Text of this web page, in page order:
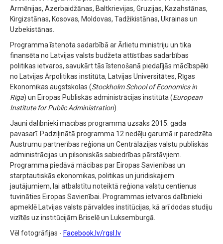
Armēnijas, Azerbaidžānas, Baltkrievijas, Gruzijas, Kazahstānas,
Kirgizstānas, Kosovas, Moldovas, Tadžikistānas, Ukrainas un
Uzbekistānas.
Programma īstenota sadarbībā ar Ārlietu ministriju un tika
finansēta no Latvijas valsts budžeta attīstības sadarbības
politikas ietvaros, savukārt tās īstenošanā piedalījās mācībspēki
no Latvijas Ārpolitikas institūta, Latvijas Universitātes, Rīgas
Ekonomikas augstskolas (Stockholm School of Economics in
Riga) un Eiropas Publiskās administrācijas institūta (European
Institute for Public Administration).
Jauni dalībnieki mācības programmā uzsāks 2015. gada
pavasarī. Padziļinātā programma 12 nedēļu garumā ir paredzēta
Austrumu partnerības reģiona un Centrālāzijas valstu publiskās
administrācijas un pilsoniskās sabiedrības pārstāvjiem.
Programma piedāvā mācības par Eiropas Savienības un
starptautiskās ekonomikas, politikas un juridiskajiem
jautājumiem, lai atbalstītu noteiktā reģiona valstu centienus
tuvināties Eiropas Savienībai. Programmas ietvaros dalībnieki
apmeklē Latvijas valsts pārvaldes institūcijas, kā arī dodas studiju
vizītēs uz institūcijām Briselē un Luksemburgā.
Vēl fotogrāfijas - Facebook.lv/rgsl.lv